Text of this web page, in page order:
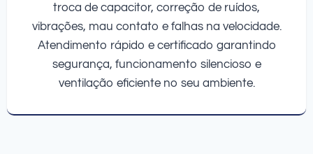
troca de capacitor, correção de ruídos,
vibrações, mau contato e falhas na velocidade.
Atendimento rápido e certificado garantindo
segurança, funcionamento silencioso e
ventilação eficiente no seu ambiente.